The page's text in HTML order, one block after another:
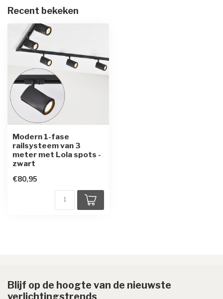
Recent bekeken
Modern 1-fase
railsysteem van 3
meter met Lola spots -
zwart
€80,95
Blijf op de hoogte van de nieuwste
verlichtingstrends